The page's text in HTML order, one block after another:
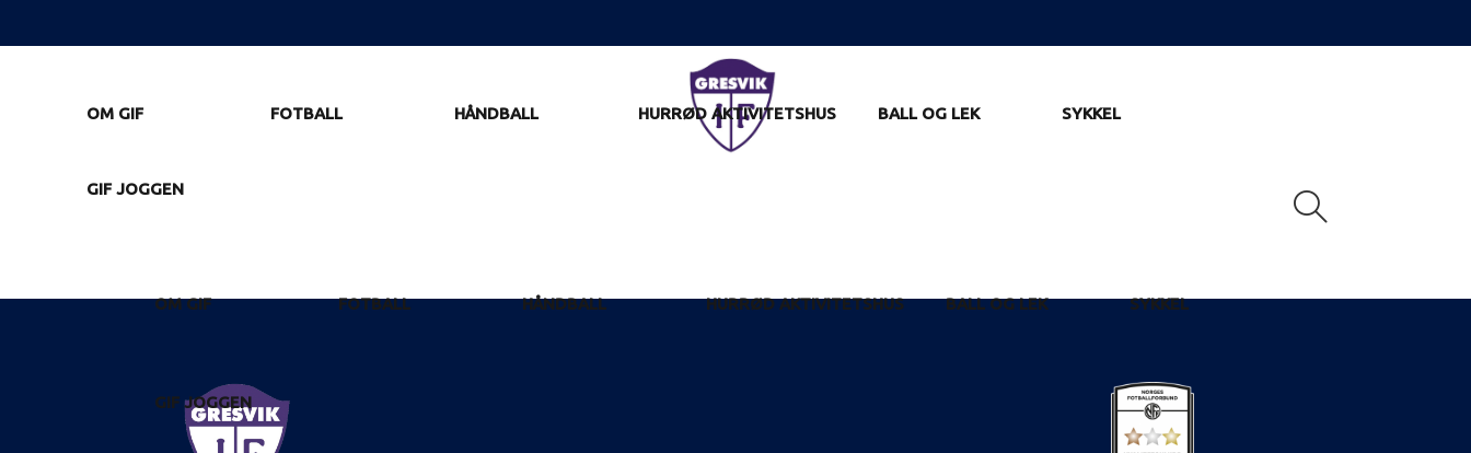
OM GIF FOTBALL HÅNDBALL HURRØD AKTIVITETSHUS BALL OG LEK SYKKEL
GIF JOGGEN
OM GIF FOTBALL HÅNDBALL HURRØD AKTIVITETSHUS BALL OG LEK SYKKEL
GIF JOGGEN